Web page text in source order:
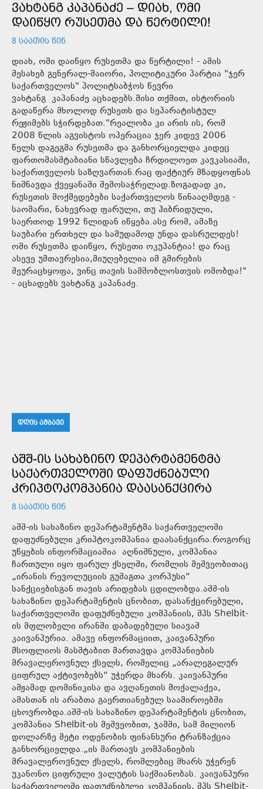
ᲕᲐᲮᲢᲐᲜᲒ ᲙᲐᲞᲐᲜᲐᲫᲔ – ᲓᲘᲐᲮ, ᲝᲛᲘ
ᲓᲐᲘᲬᲧᲝ ᲠᲣᲡᲔᲗᲛᲐ ᲓᲐ ᲬᲔᲠᲢᲘᲚᲘ!
8 ᲡᲐᲐᲗᲘᲡ ᲬᲘᲜ
დიახ, ომი დაიწყო რუსეთმა და წერტილი! - ამის
შესახებ გენერალ-მაიორი, პოლიტიკური პარტია "ჯერ
საქართველოს" პოლიტსაბჭოს წევრი
ვახტანგ კაპანაძე აცხადებს.მისი თქმით, ისტორიის
გადაწერა მხოლოდ რუსეთს და სეპარატისტულ
რეჟიმებს სჭირდებათ."რეალობა კი არის ის, რომ
2008 წლის აგვისტოს ოპერაცია ჯერ კიდევ 2006
წელს დაგეგმა რუსეთმა და განხორციელდა კიდეც
ფართომასშტაბიანი სწავლება ჩრდილოეთ კავკასიაში,
საქართველოს საზღვართან.რაც ფაქტიურ მზადყოფნას
ნიშნავდა ქვეყანაში შემოსაჭრელად.ზოგადად კი,
რუსეთის მოქმედებები საქართველოს წინააღმდეგ -
საომარი, ნახევრად ფარული, თუ ჰიბრიდული,
საერთოდ 1992 წლიდან იწყება.ასე რომ, ამაზე
საუბარი ერთხელ და სამუდამოდ უნდა დასრულდეს!
ომი რუსეთმა დაიწყო, რუსეთი ოკუპანტია! და რაც
ასევე უმთავრესია,მიუღებელია იმ გმირების
შეურაცხყოფა, ვინც თავის სამშობლოსთვის ომობდა!"
- აცხადებს ვახტანგ კაპანაძე.
ᲓᲦᲘᲡ ᲐᲛᲑᲐᲕᲘ
ᲐᲨᲨ-ᲘᲡ ᲡᲐᲮᲐᲖᲘᲜᲝ ᲓᲔᲞᲐᲠᲢᲐᲛᲔᲜᲢᲛᲐ
ᲡᲐᲥᲐᲠᲗᲕᲔᲚᲝᲨᲘ ᲓᲐᲤᲣᲫᲜᲔᲑᲣᲚᲘ
ᲙᲠᲘᲞᲢᲝᲙᲝᲛᲞᲐᲜᲘᲐ ᲓᲐᲐᲡᲐᲜᲥᲪᲘᲠᲐ
8 ᲡᲐᲐᲗᲘᲡ ᲬᲘᲜ
აშშ-ის სახაზინო დეპარტამენტმა საქართველოში
დაფუძნებული კრიპტოკომპანია დაასანქცირა.როგორც
უწყების ინფორმაციაშია აღნიშნული, კომპანია
ჩართული იყო ფარულ ქსელში, რომლის მეშვეობითაც
„ირანის რევოლუციის გუშაგთა კორპუსი“
სანქციებისგან თავის არიდებას ცდილობდა.აშშ-ის
სახაზინო დეპარტამენტის ცნობით, დასანქცირებული,
საქართველოში დაფუძნებული კომპანიის, შპს Shelbit-
ის მფლობელი ირანში დაბადებული სიავაშ
კაივანპურია. ამავე ინფორმაციით, კაივანპური
მსოფლიოს მასშტაბით მართავდა კომპანიების
მრავალეროვნულ ქსელს, რომელიც „არალეგალურ
ციფრულ აქტივობებს“ უჭერდა მხარს. კაივანპური
ამჟამად დომინიკისა და ავღანეთის მოქალაქეა,
ამასთან ის არაბთა გაერთიანებულ საამიროებში
ცხოვრობდა.აშშ-ის სახაზინო დეპარტამენტის ცნობით,
კომპანია Shelbit-ის მეშვეობით, ჯამში, სამ მილიონ
დოლარზე მეტი ოდენობის ფინანსური ტრანზაქცია
განხორციელდა.„ის მართავს კომპანიების
მრავალეროვნულ ქსელს, რომლებიც მხარს უჭერენ
უკანონო ციფრული ვალუტის საქმიანობას. კაივანპური